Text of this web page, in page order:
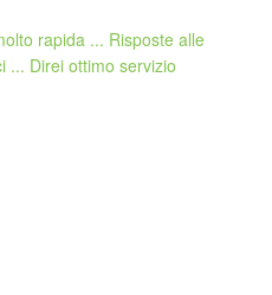
rapida ... Risposte alle
... Direi ottimo servizio